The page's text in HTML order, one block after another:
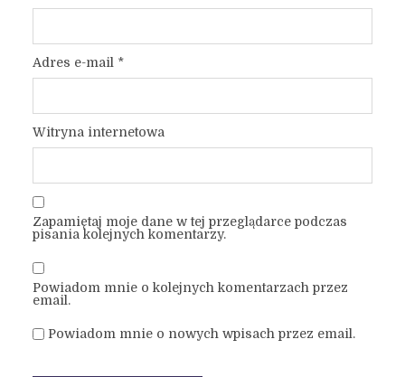
Adres e-mail *
Witryna internetowa
Zapamiętaj moje dane w tej przeglądarce podczas
pisania kolejnych komentarzy.
Powiadom mnie o kolejnych komentarzach przez
email.
Powiadom mnie o nowych wpisach przez email.